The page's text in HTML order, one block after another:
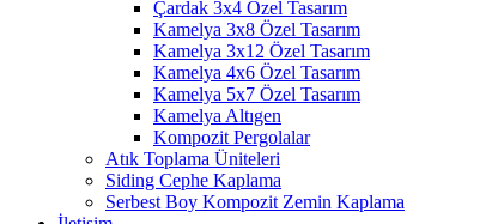
Çardak 3x4 Özel Tasarım
Kamelya 3x8 Özel Tasarım
Kamelya 3x12 Özel Tasarım
Kamelya 4x6 Özel Tasarım
Kamelya 5x7 Özel Tasarım
Kamelya Altıgen
Kompozit Pergolalar
Atık Toplama Üniteleri
Siding Cephe Kaplama
Serbest Boy Kompozit Zemin Kaplama